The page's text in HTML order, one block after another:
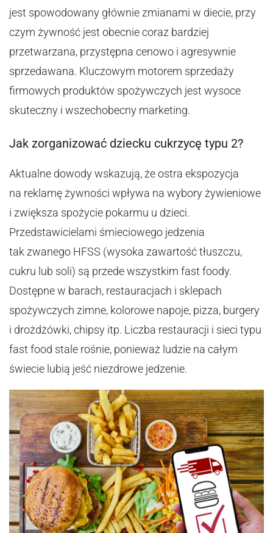
jest spowodowany głównie zmianami w diecie, przy
czym żywność jest obecnie coraz bardziej
przetwarzana, przystępna cenowo i agresywnie
sprzedawana. Kluczowym motorem sprzedaży
firmowych produktów spożywczych jest wysoce
skuteczny i wszechobecny marketing.
Jak zorganizować dziecku cukrzycę typu 2?
Aktualne dowody wskazują, że ostra ekspozycja
na reklamę żywności wpływa na wybory żywieniowe
i zwiększa spożycie pokarmu u dzieci.
Przedstawicielami śmieciowego jedzenia
tak zwanego HFSS (wysoka zawartość tłuszczu,
cukru lub soli) są przede wszystkim fast foody.
Dostępne w barach, restauracjach i sklepach
spożywczych zimne, kolorowe napoje, pizza, burgery
i drożdżówki, chipsy itp. Liczba restauracji i sieci typu
fast food stale rośnie, ponieważ ludzie na całym
świecie lubią jeść niezdrowe jedzenie.